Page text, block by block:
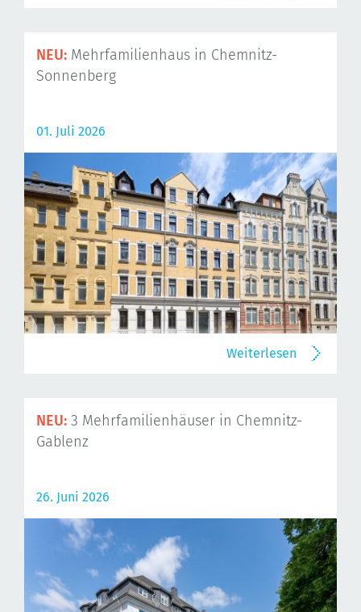
NEU: Mehrfamilienhaus in Chemnitz-
Sonnenberg
01. Juli 2026
Weiterlesen
NEU: 3 Mehrfamilienhäuser in Chemnitz-
Gablenz
26. Juni 2026